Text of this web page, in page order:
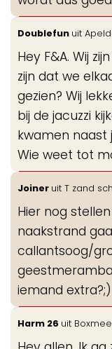
Doublefun uit
Hey F&A. Wij
zijn dat we
gezien? Wij
bij de jacuzzi
kwamen naast
Wie weet tot
Joiner uit T zand
Hier nog
naakstrand
callantsoog/
iemand extra?;)
Harm 26 uit